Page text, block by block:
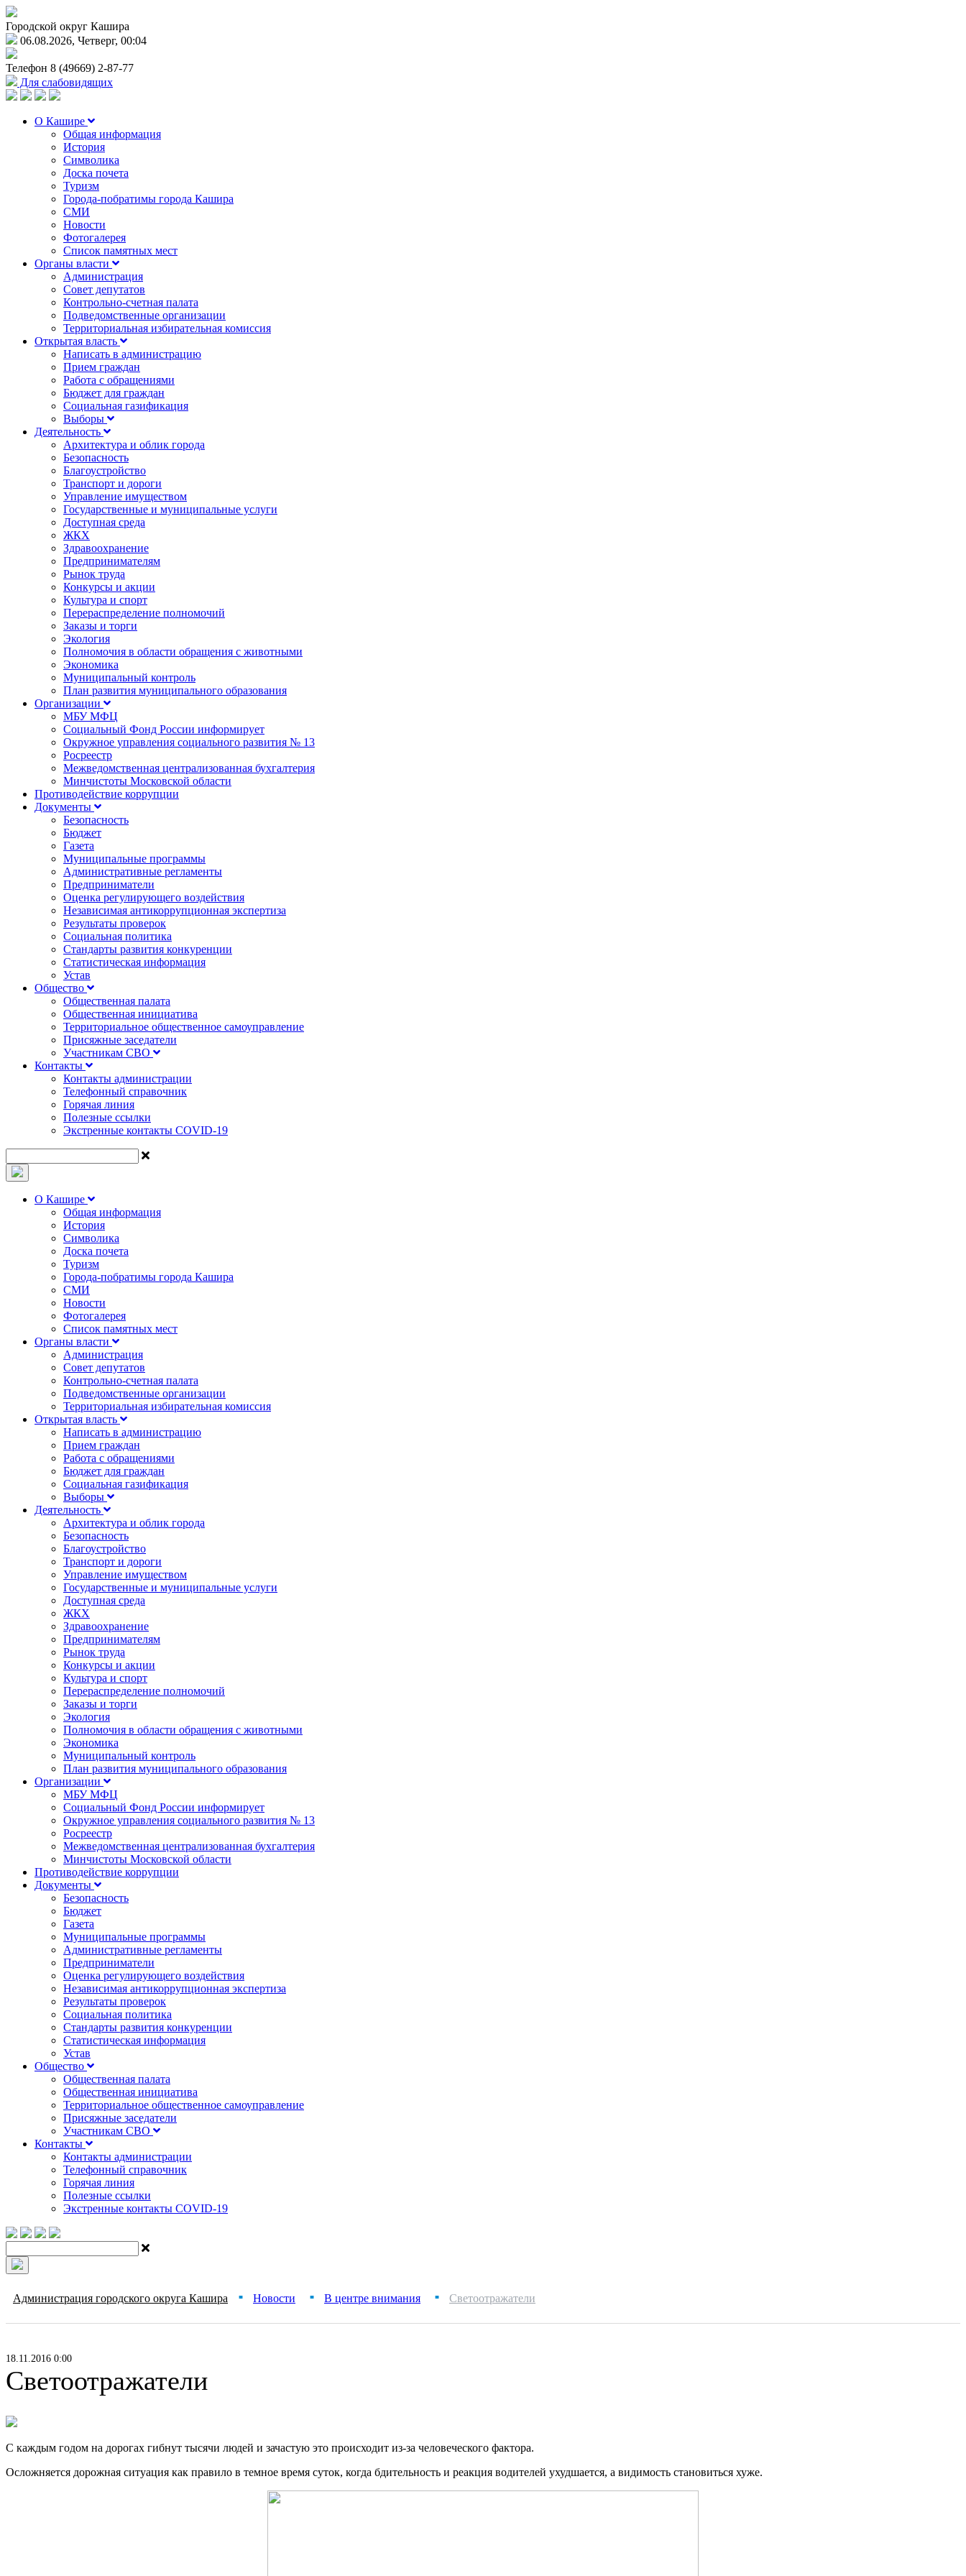
Городской округ Кашира
06.08.2026, Четверг, 00:04
Телефон 8 (49669) 2-87-77
Для слабовидящих
О Кашире
Общая информация
История
Символика
Доска почета
Туризм
Города-побратимы города Кашира
СМИ
Новости
Фотогалерея
Список памятных мест
Органы власти
Администрация
Совет депутатов
Контрольно-счетная палата
Подведомственные организации
Территориальная избирательная комиссия
Открытая власть
Написать в администрацию
Прием граждан
Работа с обращениями
Бюджет для граждан
Социальная газификация
Выборы
Деятельность
Архитектура и облик города
Безопасность
Благоустройство
Транспорт и дороги
Управление имуществом
Государственные и муниципальные услуги
Доступная среда
ЖКХ
Здравоохранение
Предпринимателям
Рынок труда
Конкурсы и акции
Культура и спорт
Перераспределение полномочий
Заказы и торги
Экология
Полномочия в области обращения с животными
Экономика
Муниципальный контроль
План развития муниципального образования
Организации
МБУ МФЦ
Социальный Фонд России информирует
Окружное управления социального развития № 13
Росреестр
Межведомственная централизованная бухгалтерия
Минчистоты Московской области
Противодействие коррупции
Документы
Безопасность
Бюджет
Газета
Муниципальные программы
Административные регламенты
Предприниматели
Оценка регулирующего воздействия
Независимая антикоррупционная экспертиза
Результаты проверок
Социальная политика
Стандарты развития конкуренции
Статистическая информация
Устав
Общество
Общественная палата
Общественная инициатива
Территориальное общественное самоуправление
Присяжные заседатели
Участникам СВО
Контакты
Контакты администрации
Телефонный справочник
Горячая линия
Полезные ссылки
Экстренные контакты COVID-19
О Кашире
Общая информация
История
Символика
Доска почета
Туризм
Города-побратимы города Кашира
СМИ
Новости
Фотогалерея
Список памятных мест
Органы власти
Администрация
Совет депутатов
Контрольно-счетная палата
Подведомственные организации
Территориальная избирательная комиссия
Открытая власть
Написать в администрацию
Прием граждан
Работа с обращениями
Бюджет для граждан
Социальная газификация
Выборы
Деятельность
Архитектура и облик города
Безопасность
Благоустройство
Транспорт и дороги
Управление имуществом
Государственные и муниципальные услуги
Доступная среда
ЖКХ
Здравоохранение
Предпринимателям
Рынок труда
Конкурсы и акции
Культура и спорт
Перераспределение полномочий
Заказы и торги
Экология
Полномочия в области обращения с животными
Экономика
Муниципальный контроль
План развития муниципального образования
Организации
МБУ МФЦ
Социальный Фонд России информирует
Окружное управления социального развития № 13
Росреестр
Межведомственная централизованная бухгалтерия
Минчистоты Московской области
Противодействие коррупции
Документы
Безопасность
Бюджет
Газета
Муниципальные программы
Административные регламенты
Предприниматели
Оценка регулирующего воздействия
Независимая антикоррупционная экспертиза
Результаты проверок
Социальная политика
Стандарты развития конкуренции
Статистическая информация
Устав
Общество
Общественная палата
Общественная инициатива
Территориальное общественное самоуправление
Присяжные заседатели
Участникам СВО
Контакты
Контакты администрации
Телефонный справочник
Горячая линия
Полезные ссылки
Экстренные контакты COVID-19
Администрация городского округа Кашира ■ Новости ■ В центре внимания ■ Светоотражатели
18.11.2016 0:00
Светоотражатели
С каждым годом на дорогах гибнут тысячи людей и зачастую это происходит из-за человеческого фактора.
Осложняется дорожная ситуация как правило в темное время суток, когда бдительность и реакция водителей ухудшается, а видимость становиться хуже.